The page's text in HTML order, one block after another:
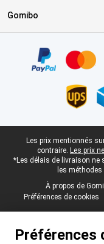
Gomibo
Pied-de-page légal
Les prix mentionnés
contraire. Les prix
*Les délais de livraison ne
les
À propos de
Préférences de cookies
Préférences